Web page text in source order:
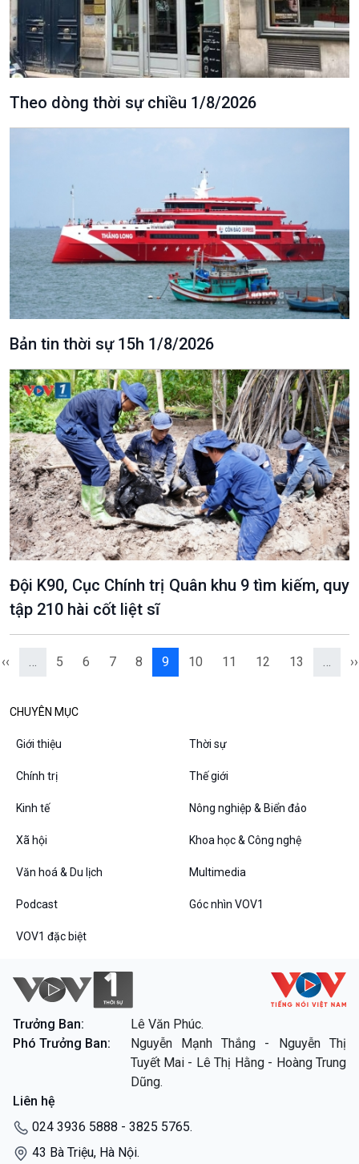
VOV1 đặc biệt
Thanh âm ký sự
Chân dung cuộc sống
Các chương trình đặc biệt
Theo dòng thời sự chiều 1/8/2026
Bản tin thời sự 15h 1/8/2026
Đội K90, Cục Chính trị Quân khu 9 tìm kiếm, quy
tập 210 hài cốt liệt sĩ
‹‹ … 5 6 7 8 9 10 11 12 13 … ››
CHUYÊN MỤC
Giới thiệu Thời sự
Chính trị Thế giới
Kinh tế Nông nghiệp & Biển đảo
Xã hội Khoa học & Công nghệ
Văn hoá & Du lịch Multimedia
Podcast Góc nhìn VOV1
VOV1 đặc biệt
Trưởng Ban:
Lê Văn Phúc.
Phó Trưởng Ban:
Nguyễn Mạnh Thắng - Nguyễn Thị
Tuyết Mai - Lê Thị Hằng - Hoàng Trung
Dũng.
Liên hệ
024 3936 5888 - 3825 5765.
43 Bà Triệu, Hà Nội.